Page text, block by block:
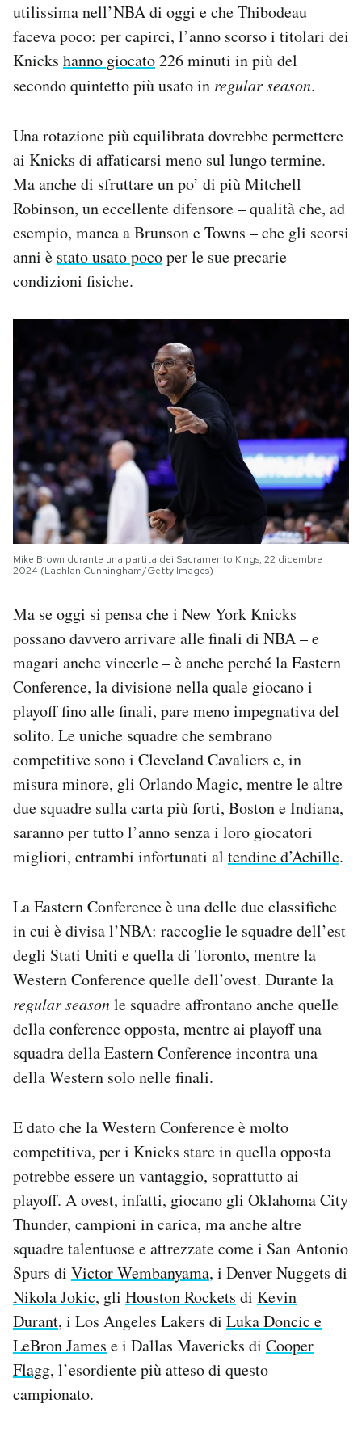
utilissima nell’NBA di oggi e che Thibodeau
faceva poco: per capirci, l’anno scorso i titolari dei
Knicks hanno giocato226 minuti in più del
secondo quintetto più usato in regular season.
Una rotazione più equilibrata dovrebbe permettere
ai Knicks di affaticarsi meno sul lungo termine.
Ma anche di sfruttare un po’ di più Mitchell
Robinson, un eccellente difensore – qualità che, ad
esempio, manca a Brunson e Towns – che gli scorsi
anni è stato usato pocoper le sue precarie
condizioni fisiche.
Mike Brown durante una partita dei Sacramento Kings, 22 dicembre
2024 (Lachlan Cunningham/Getty Images)
Ma se oggi si pensa che i New York Knicks
possano davvero arrivare alle finali di NBA – e
magari anche vincerle – è anche perché la Eastern
Conference, la divisione nella quale giocano i
playoff fino alle finali, pare meno impegnativa del
solito. Le uniche squadre che sembrano
competitive sono i Cleveland Cavaliers e, in
misura minore, gli Orlando Magic, mentre le altre
due squadre sulla carta più forti, Boston e Indiana,
saranno per tutto l’anno senza i loro giocatori
migliori, entrambi infortunati al tendine d’Achille.
La Eastern Conference è una delle due classifiche
in cui è divisa l’NBA: raccoglie le squadre dell’est
degli Stati Uniti e quella di Toronto, mentre la
Western Conference quelle dell’ovest. Durante la
regular seasonle squadre affrontano anche quelle
della conference opposta, mentre ai playoff una
squadra della Eastern Conference incontra una
della Western solo nelle finali.
E dato che la Western Conference è molto
competitiva, per i Knicks stare in quella opposta
potrebbe essere un vantaggio, soprattutto ai
playoff. A ovest, infatti, giocano gli Oklahoma City
Thunder, campioni in carica, ma anche altre
squadre talentuose e attrezzate come i San Antonio
Spurs di Victor Wembanyama, i Denver Nuggets di
Nikola Jokic, gli Houston Rockets di Kevin
Durant, i Los Angeles Lakers di Luka Doncic e
LeBron James e i Dallas Mavericks di Cooper
Flagg, l’esordiente più atteso di questo
campionato.